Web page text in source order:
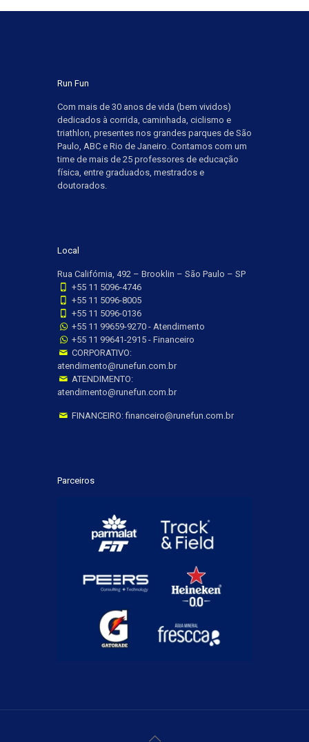
Run Fun
Com mais de 30 anos de vida (bem vividos)
dedicados à corrida, caminhada, ciclismo e
triathlon, presentes nos grandes parques de São
Paulo, ABC e Rio de Janeiro. Contamos com um
time de mais de 25 professores de educação
física, entre graduados, mestrados e
doutorados.
Local
Rua Califórnia, 492 – Brooklin – São Paulo – SP
+55 11 5096-4746
+55 11 5096-8005
+55 11 5096-0136
+55 11 99659-9270 - Atendimento
+55 11 99641-2915 - Financeiro
CORPORATIVO:
atendimento@runefun.com.br
ATENDIMENTO:
atendimento@runefun.com.br
FINANCEIRO: financeiro@runefun.com.br
Parceiros